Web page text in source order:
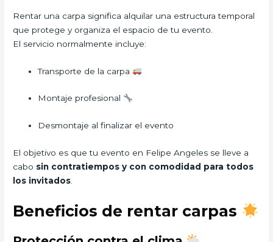
Rentar una carpa significa alquilar una estructura temporal
que protege y organiza el espacio de tu evento.
El servicio normalmente incluye:
Transporte de la carpa
Montaje profesional
Desmontaje al finalizar el evento
El objetivo es que tu evento en Felipe Angeles se lleve a
cabo sin contratiempos y con comodidad para todos
los invitados
Beneficios de rentar carpas